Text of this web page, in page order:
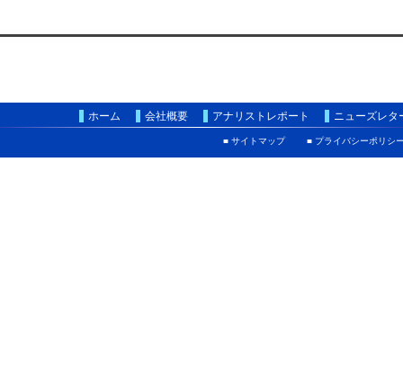
ホーム 会社概要 アナリストレポート ニューズレタ
■ プライバシーポリシ
■ サイトマップ